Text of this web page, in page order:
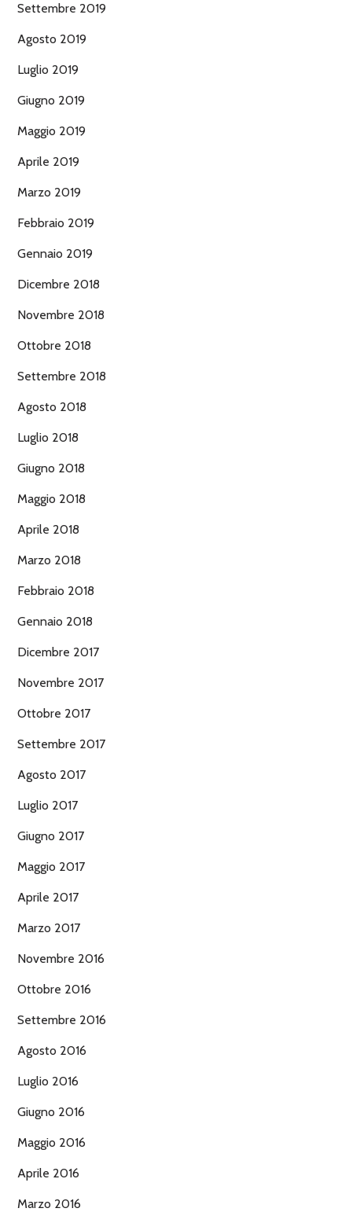
Settembre 2019
Agosto 2019
Luglio 2019
Giugno 2019
Maggio 2019
Aprile 2019
Marzo 2019
Febbraio 2019
Gennaio 2019
Dicembre 2018
Novembre 2018
Ottobre 2018
Settembre 2018
Agosto 2018
Luglio 2018
Giugno 2018
Maggio 2018
Aprile 2018
Marzo 2018
Febbraio 2018
Gennaio 2018
Dicembre 2017
Novembre 2017
Ottobre 2017
Settembre 2017
Agosto 2017
Luglio 2017
Giugno 2017
Maggio 2017
Aprile 2017
Marzo 2017
Novembre 2016
Ottobre 2016
Settembre 2016
Agosto 2016
Luglio 2016
Giugno 2016
Maggio 2016
Aprile 2016
Marzo 2016